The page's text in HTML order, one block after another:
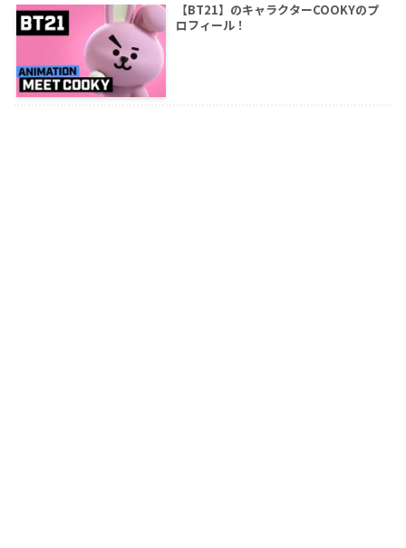
【BT21】のキャラクターCOOKYのプ
ロフィール！